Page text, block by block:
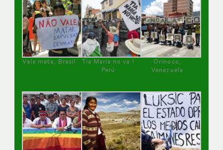
Vale mata, Brasil
Tía María no va !
Perú
Orinoco,
Venezuela